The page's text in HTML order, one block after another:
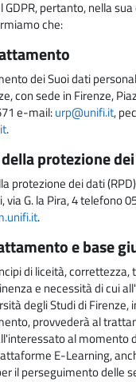
pertanto, nella
che:
dei Suoi dati
con sede in Firenze,
e-mail:urp@unifi.it,
.
protezione
protezione dei dati
via G. la Pira, 4 telefono
.
e base
di liceità, correttezza,
e necessità di cui
degli Studi di Firenze,
provvederà al
al momento
E-Learning,
il perseguimento delle